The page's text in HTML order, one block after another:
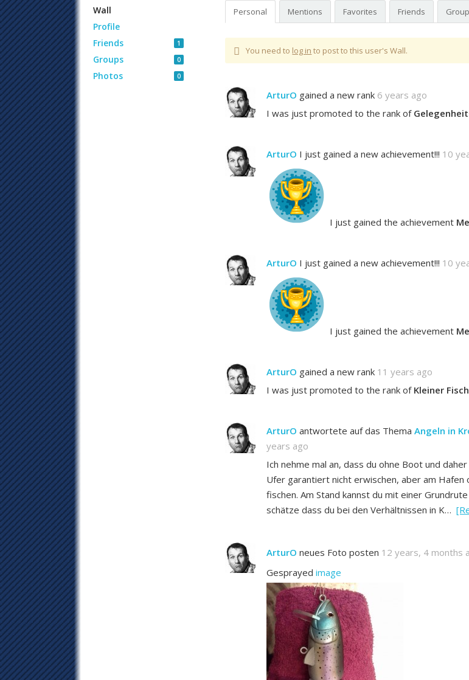
Wall
Profile
Friends
1
Groups 0
Photos 0
Personal Mentions Favorites Friends
You need to log in to post to this user's Wall.
ArturO gained a new rank 6 years ago
I was just promoted to the rank of
ArturO I just gained a new achievement!!! 10
I just gained the achievement
ArturO I just gained a new achievement!!! 10
I just gained the achievement
ArturO gained a new rank 11 years ago
I was just promoted to the rank of Kleiner Fisch
ArturO antwortete auf das ThemaAngeln in
years ago
Ich nehme mal an, dass du ohne Boot und
Ufer garantiert nicht erwischen, aber am
fischen. Am Stand kannst du mit einer
schätze dass du bei den Verhältnissen in K…
ArturO neues Foto posten 12 years, 4 months
Gesprayedimage